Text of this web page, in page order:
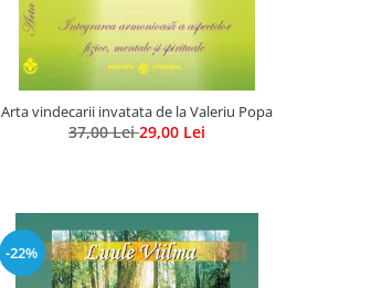
Arta vindecarii invatata de la Valeriu Popa
37,00 Lei29,00 Lei
-22%